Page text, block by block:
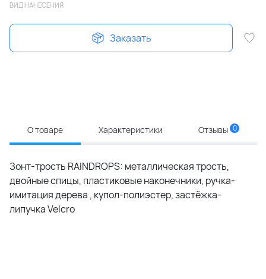
ВИД НАНЕСЕНИЯ
Заказать
О товаре Характеристики Отзывы 0
Зонт-трость RAINDROPS: металлическая трость,
двойные спицы, пластиковые наконечники, ручка-
имитация дерева , купол-полиэстер, застёжка-
липучка Velcro